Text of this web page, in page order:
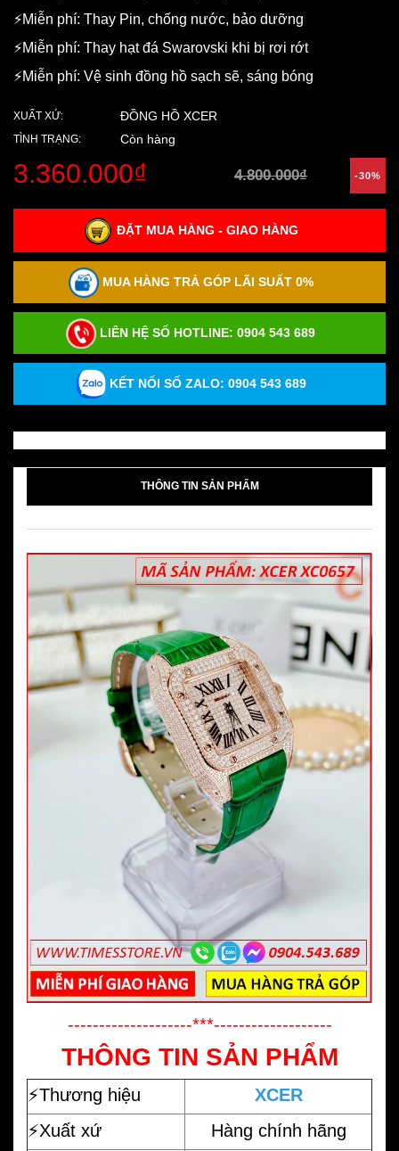
⚡️Miễn phí: Thay Pin, chống nước, bảo dưỡng
⚡️Miễn phí: Thay hạt đá Swarovski khi bị rơi rớt
⚡️Miễn phí: Vệ sinh đồng hồ sạch sẽ, sáng bóng
XUẤT XỨ: ĐỒNG HỒ XCER
TÌNH TRẠNG: Còn hàng
3.360.000₫ 4.800.000₫ -30%
ĐẶT MUA HÀNG - GIAO HÀNG
MUA HÀNG TRẢ GÓP LÃI SUẤT 0%
LIÊN HỆ SỐ HOTLINE: 0904 543 689
KẾT NỐI SỐ ZALO: 0904 543 689
THÔNG TIN SẢN PHẨM
--------------------***-------------------
THÔNG TIN SẢN PHẨM
⚡️Thương hiệu
XCER
⚡️Xuất xứ
Hàng chính hãng